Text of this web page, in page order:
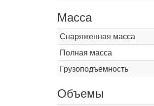
Масса
Снаряженная масса
Полная масса
Грузоподъемность
Объемы